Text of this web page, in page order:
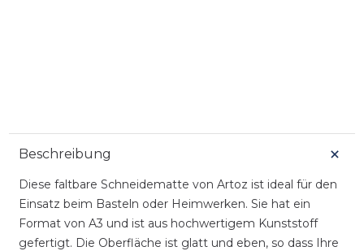
Beschreibung
Diese faltbare Schneidematte von Artoz ist ideal für den
Einsatz beim Basteln oder Heimwerken. Sie hat ein
Format von A3 und ist aus hochwertigem Kunststoff
gefertigt. Die Oberfläche ist glatt und eben, so dass Ihre